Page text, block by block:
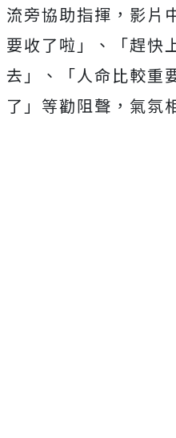
流旁協助指揮，影片
要收了啦」、「趕快
去」、「人命比較重
了」等勸阻聲，氣氛